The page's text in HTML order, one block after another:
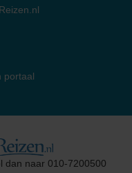
portaal
Cruise Specialist
dan naar 010-7200500